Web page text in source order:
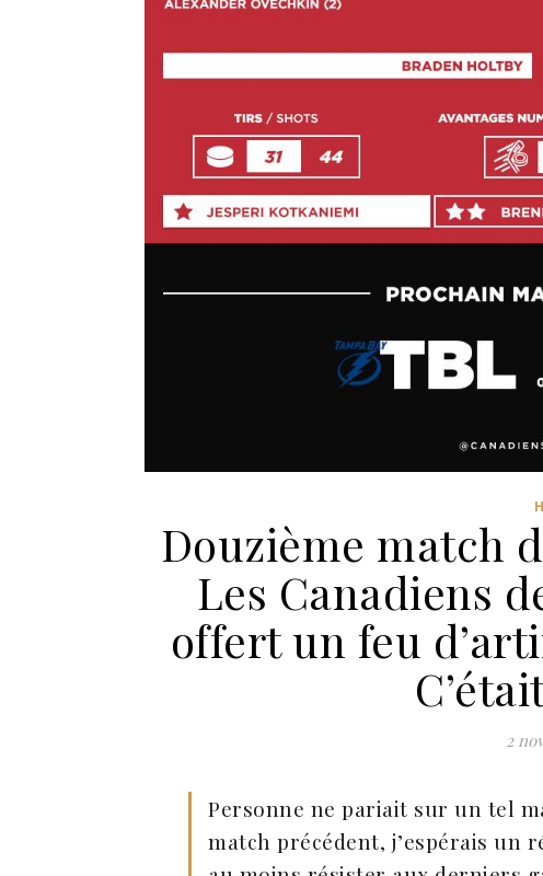
Douzième match
Les Canadiens
offert un feu
2
Personne ne pariait sur un tel
match précédent, j’espérais un